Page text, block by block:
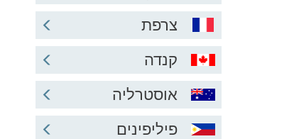
צרפת
קנדה
אוסטרליה
פיליפינים